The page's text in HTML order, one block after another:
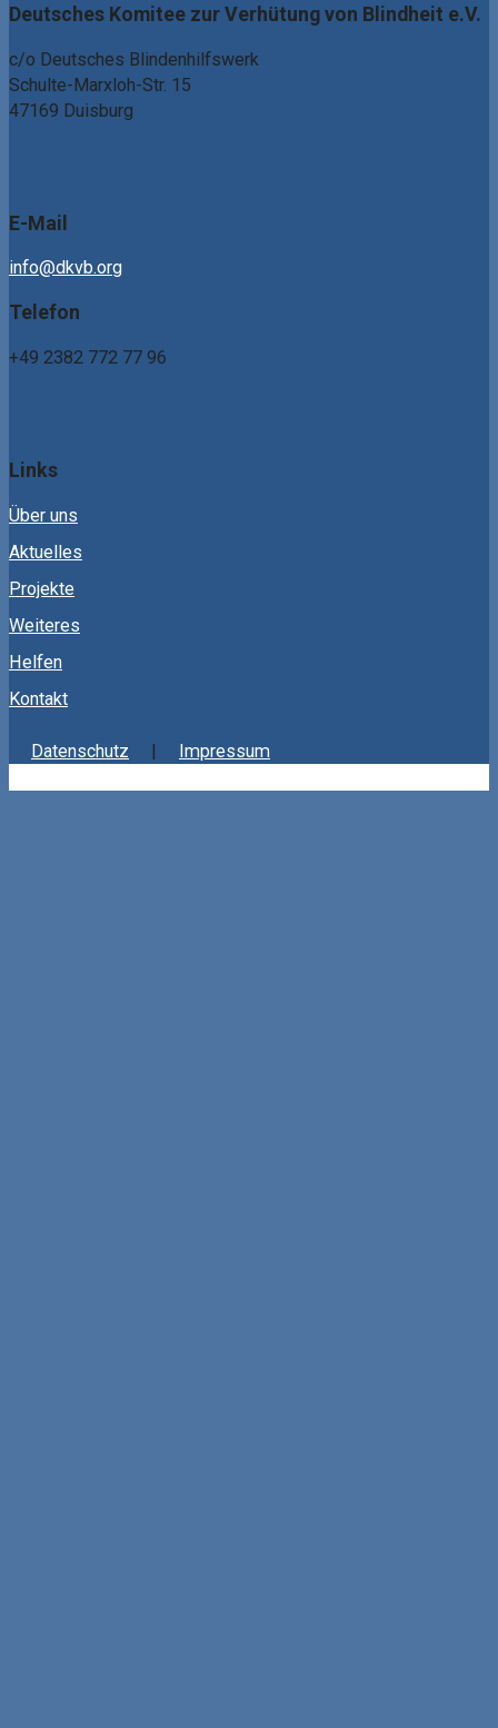
Deutsches Komitee zur Verhütung von Blindheit e.V.
c/o Deutsches Blindenhilfswerk
Schulte-Marxloh-Str. 15
47169 Duisburg
E-Mail
info@dkvb.org
Telefon
+49 2382 772 77 96
Links
Über uns
Aktuelles
Projekte
Weiteres
Helfen
Kontakt
Datenschutz Impressum